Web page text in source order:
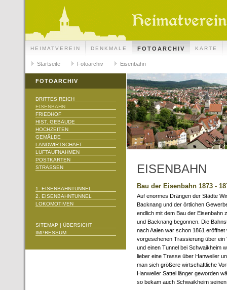
HEIMATVEREIN DENKMALE FOTOARCHIV KARTE
Startseite Fotoarchiv Eisenbahn
FOTOARCHIV
DRITTES REICH
EISENBAHN
FRIEDHOF
HIST. GEBÄUDE
HOCHZEITEN
GEMÄLDE
LANDWIRTSCHAFT
LUFTAUFNAHMEN
POSTKARTEN
STRASSEN
1. EISENBAHNTUNNEL
2. EISENBAHNTUNNEL
LOKOMOTIVEN
SITEMAP | ÜBERSICHT
IMPRESSUM
EISENBAHN
Bau der Eisenbahn 1873 -
Auf enormes Drängen der Städte
Backnang und der örtlichen
endlich mit dem Bau der Eisenbahn
und Backnang begonnen. Die
nach Aalen war schon 1861 eröffnet
vorgesehenen Trassierung über ein
und einen Tunnel bei Schwaikheim
lieber eine Trasse über Hanweiler
man sich größere wirtschaftliche
Hanweiler Sattel länger geworden
so bekam auch Schwaikheim